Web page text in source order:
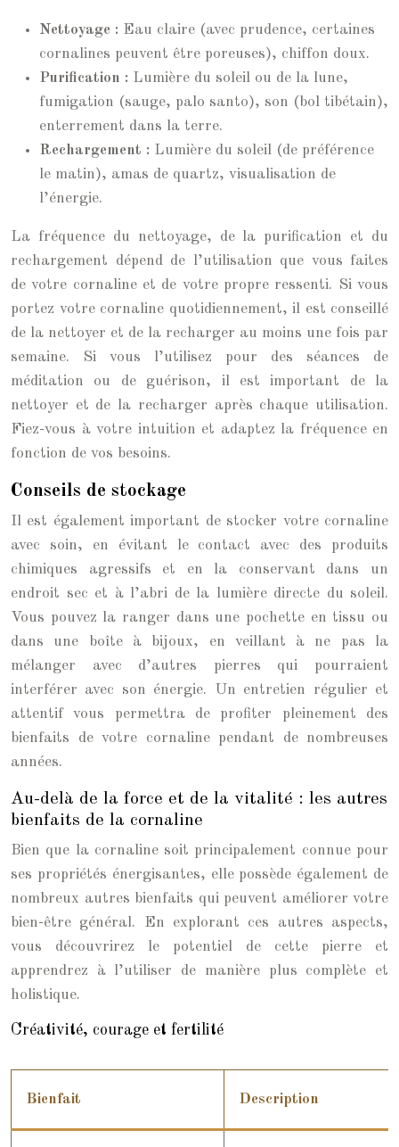
Nettoyage : Eau claire (avec prudence, certaines
cornalines peuvent être poreuses), chiffon doux.
Purification : Lumière du soleil ou de la lune,
fumigation (sauge, palo santo), son (bol tibétain),
enterrement dans la terre.
Rechargement : Lumière du soleil (de préférence
le matin), amas de quartz, visualisation de
l’énergie.
La fréquence du nettoyage, de la purification et du
rechargement dépend de l’utilisation que vous faites
de votre cornaline et de votre propre ressenti. Si vous
portez votre cornaline quotidiennement, il est conseillé
de la nettoyer et de la recharger au moins une fois par
semaine. Si vous l’utilisez pour des séances de
méditation ou de guérison, il est important de la
nettoyer et de la recharger après chaque utilisation.
Fiez-vous à votre intuition et adaptez la fréquence en
fonction de vos besoins.
Conseils de stockage
Il est également important de stocker votre cornaline
avec soin, en évitant le contact avec des produits
chimiques agressifs et en la conservant dans un
endroit sec et à l’abri de la lumière directe du soleil.
Vous pouvez la ranger dans une pochette en tissu ou
dans une boîte à bijoux, en veillant à ne pas la
mélanger avec d’autres pierres qui pourraient
interférer avec son énergie. Un entretien régulier et
attentif vous permettra de profiter pleinement des
bienfaits de votre cornaline pendant de nombreuses
années.
Au-delà de la force et de la vitalité : les autres
bienfaits de la cornaline
Bien que la cornaline soit principalement connue pour
ses propriétés énergisantes, elle possède également de
nombreux autres bienfaits qui peuvent améliorer votre
bien-être général. En explorant ces autres aspects,
vous découvrirez le potentiel de cette pierre et
apprendrez à l’utiliser de manière plus complète et
holistique.
Créativité, courage et fertilité
Bienfait Description